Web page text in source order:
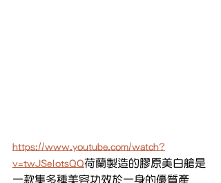
https://www.youtube.com/watch?
v=twJSeIotsQQ荷蘭製造的膠原美白艙是
一款集多種美容功效於一身的優質產